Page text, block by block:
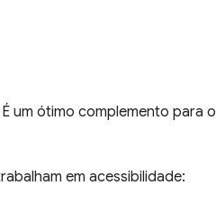
É um ótimo complemento para o
em acessibilidade: